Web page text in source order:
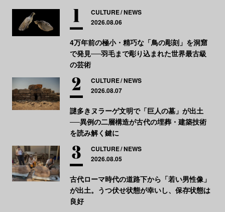
CULTURE NEWS
2026.08.06
4万年前の極小・精巧な「鳥の彫刻」を洞窟
で発見──羽毛まで彫り込まれた世界最古級
の芸術
CULTURE NEWS
2026.08.07
謎多きヌラーゲ文明で「巨人の墓」が出土
──異例の二層構造が古代の埋葬・建築技術
を読み解く鍵に
CULTURE NEWS
2026.08.05
古代ローマ時代の道路下から「若い男性像」
が出土。うつ伏せ状態が幸いし、保存状態は
良好